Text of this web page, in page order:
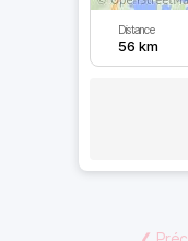
Distance
56 km